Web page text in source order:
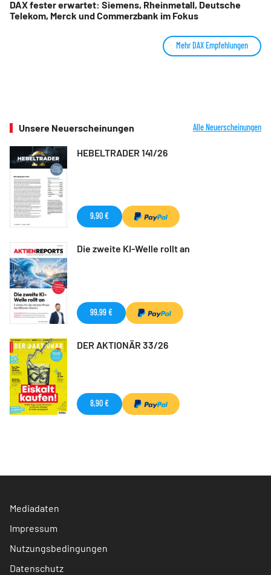
DAX fester erwartet: Siemens, Rheinmetall, Deutsche
Telekom, Merck und Commerzbank im Fokus
Mehr DAX Empfehlungen
Unsere Neuerscheinungen Alle Neuerscheinungen
HEBELTRADER 141/26
9,90 €
Die zweite KI-Welle rollt an
99,99 €
DER AKTIONÄR 33/26
8,90 €
Mediadaten
Impressum
Nutzungsbedingungen
Datenschutz